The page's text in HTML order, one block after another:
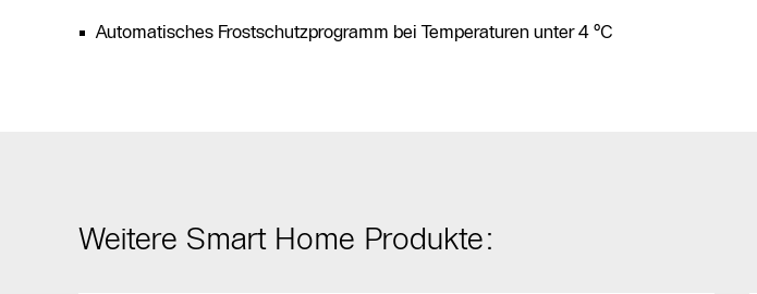
Automatisches Frostschutzprogramm bei Temperaturen unter 4 °C
Weitere Smart Home Produkte: